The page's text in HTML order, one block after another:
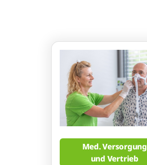
Med. Versorgung
und Vertrieb